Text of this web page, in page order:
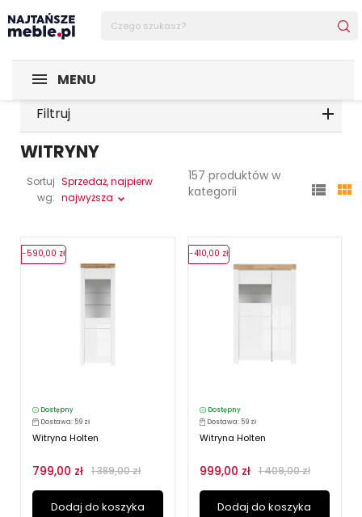
MENU
Filtruj
WITRYNY
Sortuj
wg:
Sprzedaż, najpierw
najwyższa
157 produktów w
kategorii
 
Dostępny
Dostawa: 59 zł
Witryna Holten
799,00 zł 1 389,00 zł
Dodaj do koszyka
-590,00 zł
Dostępny
Dostawa: 59 zł
Witryna Holten
999,00 zł 1 409,00 zł
Dodaj do koszyka
-410,00 zł